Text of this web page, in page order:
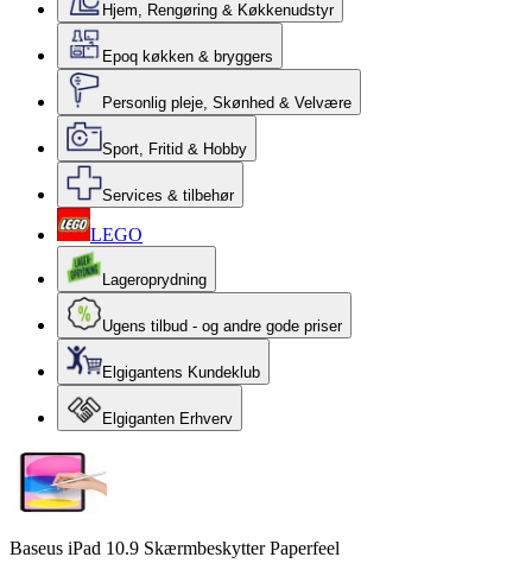
Hjem, Rengøring & Køkkenudstyr
Epoq køkken & bryggers
Personlig pleje, Skønhed & Velvære
Sport, Fritid & Hobby
Services & tilbehør
LEGO
Lageroprydning
Ugens tilbud - og andre gode priser
Elgigantens Kundeklub
Elgiganten Erhverv
Baseus iPad 10.9 Skærmbeskytter Paperfeel